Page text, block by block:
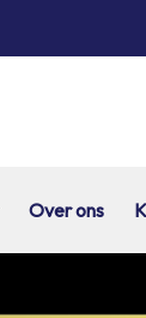
Over ons